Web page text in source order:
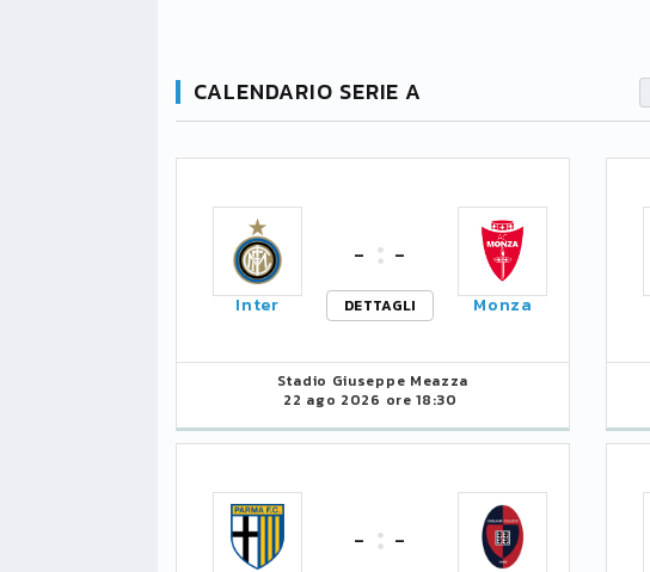
CALENDARIO SERIE A
Inter
- -
DETTAGLI Monza
Stadio Giuseppe Meazza
22 ago 2026 ore 18:30
- -